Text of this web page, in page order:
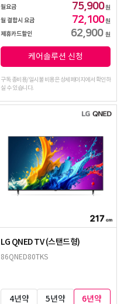
월요금 75,900원
월 결합시 요금
72,100원
제휴카드할인
62,900 원
케어솔루션 신청
구독 총비용/일시불 비용은 상세페이지에서 확인하
실 수 있습니다.
LG QNED TV (스탠드형)
86QNED80TKS
4년약 5년약 6년약